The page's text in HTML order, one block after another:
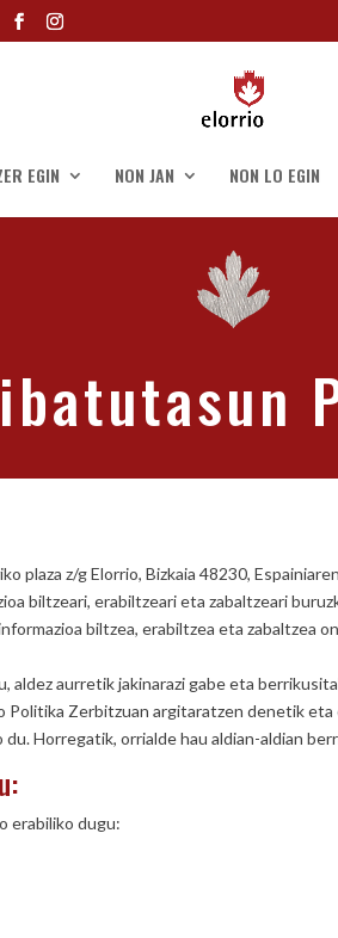
EGIN NON JAN NON LO EGIN
plaza z/g Elorrio, Bizkaia 48230,
biltzeari, erabiltzeari eta zabaltzeari
biltzea, erabiltzea eta zabaltzea
aldez aurretik jakinarazi gabe eta
Politika Zerbitzuan argitaratzen denetik
Horregatik, orrialde hau aldian-aldian
erabiliko dugu: